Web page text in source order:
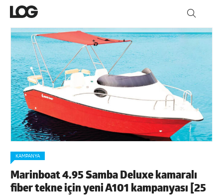
KAMPANYA
Marinboat 4.95 Samba Deluxe kamaralı
fiber tekne için yeni A101 kampanyası [25